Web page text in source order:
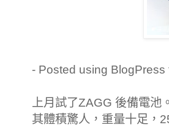
- Posted using BlogPress
上月試了ZAGG 後備電池。
其體積驚人，重量十足，